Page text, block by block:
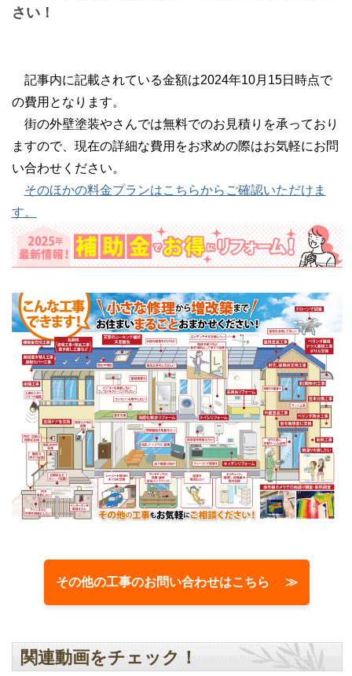
さい！
記事内に記載されている金額は2024年10月15日時点で
の費用となります。
街の外壁塗装やさんでは無料でのお見積りを承っており
ますので、現在の詳細な費用をお求めの際はお気軽にお問
い合わせください。
そのほかの料金プランはこちらからご確認いただけま
す。
その他の工事のお問い合わせはこちら ≫
関連動画をチェック！